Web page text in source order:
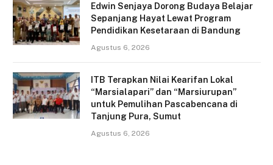
Edwin Senjaya Dorong Budaya Belajar
Sepanjang Hayat Lewat Program
Pendidikan Kesetaraan di Bandung
Agustus 6, 2026
ITB Terapkan Nilai Kearifan Lokal
“Marsialapari” dan “Marsiurupan”
untuk Pemulihan Pascabencana di
Tanjung Pura, Sumut
Agustus 6, 2026